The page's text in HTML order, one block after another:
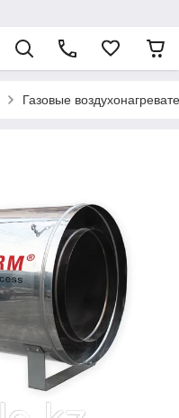
Газовые